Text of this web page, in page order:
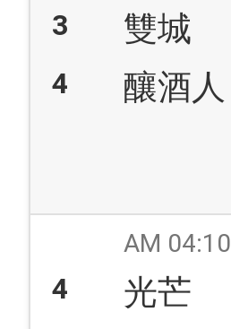
3 雙城
4 釀酒人
AM 04:10
4 光芒